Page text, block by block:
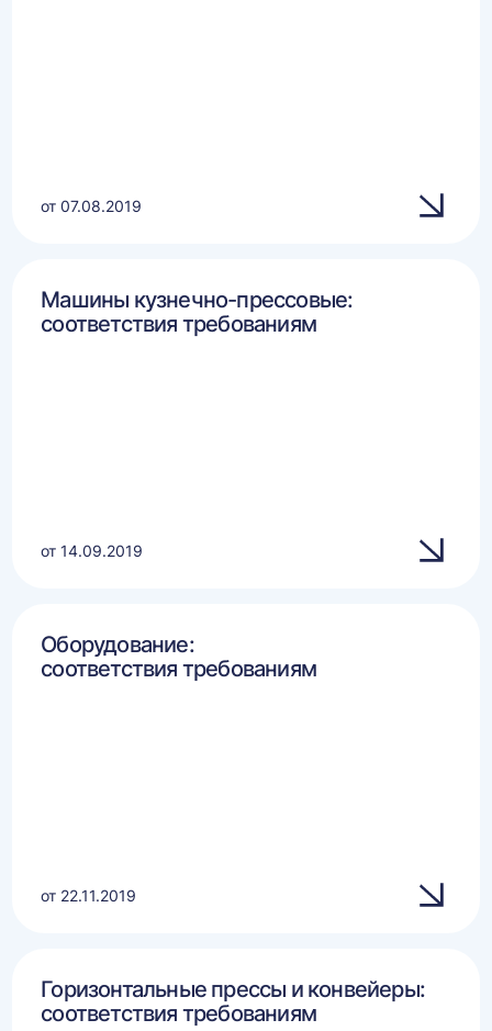
от 07.08.2019
Машины кузнечно-прессовые:
соответствия требованиям
от 14.09.2019
Оборудование:
соответствия требованиям
от 22.11.2019
Горизонтальные прессы и конвейеры:
соответствия требованиям